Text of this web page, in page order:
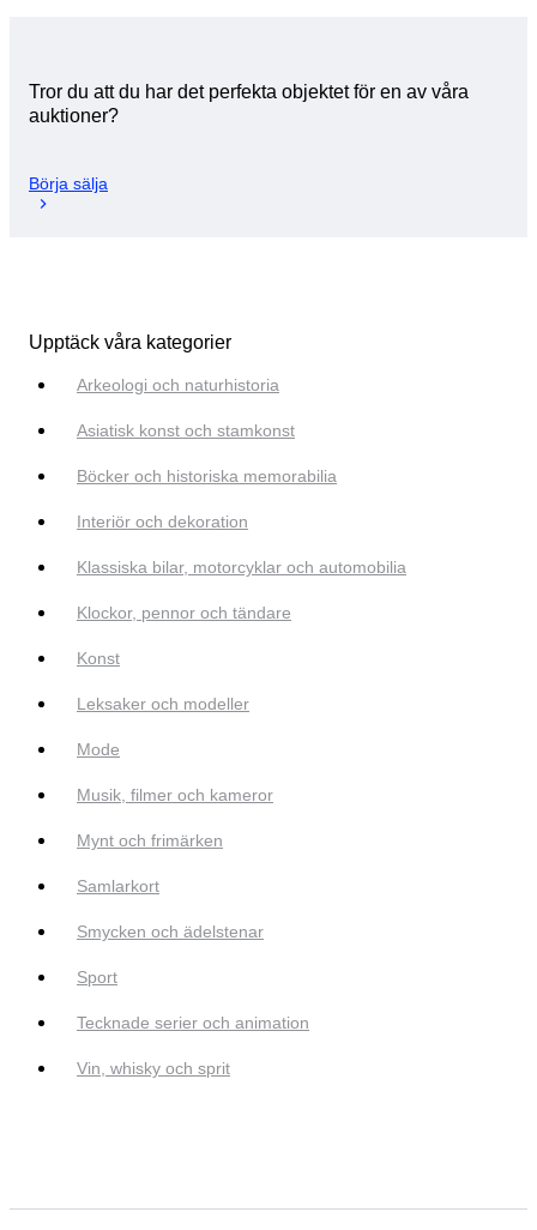
Tror du att du har det perfekta objektet för en av våra
auktioner?
Börja sälja
Upptäck våra kategorier
Arkeologi och naturhistoria
Asiatisk konst och stamkonst
Böcker och historiska memorabilia
Interiör och dekoration
Klassiska bilar, motorcyklar och automobilia
Klockor, pennor och tändare
Konst
Leksaker och modeller
Mode
Musik, filmer och kameror
Mynt och frimärken
Samlarkort
Smycken och ädelstenar
Sport
Tecknade serier och animation
Vin, whisky och sprit